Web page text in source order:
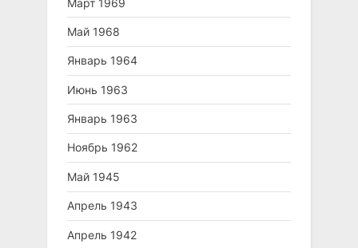
Май 1968
Январь 1964
Июнь 1963
Январь 1963
Ноябрь 1962
Май 1945
Апрель 1943
Апрель 1942